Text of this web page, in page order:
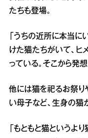
たちも登場。
「うちの近所に本当に
けた猫たちがいて、ヒ
っている。そこから発想
他には猫を祀るお祭り
い母子など、生身の猫
「もともと猫というよ